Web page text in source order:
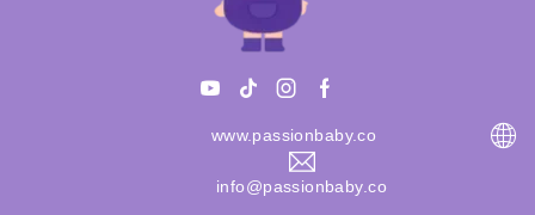
www.passionbaby.co
info@passionbaby.co